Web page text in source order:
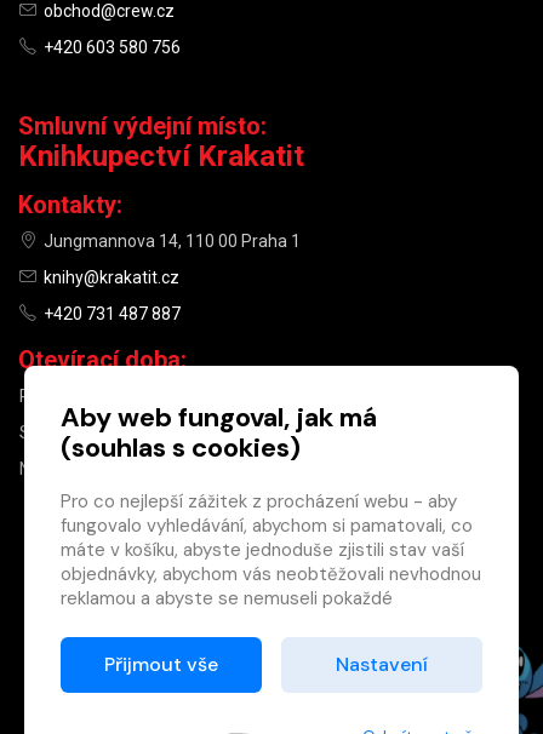
×
Máte u nás již
registrovaný
účet?
Registrací získáte slevu
na zboží ve výši 15 %
obchod@crew.cz
+420 603 580 756
Smluvní výdejní místo:
Knihkupectví Krakatit
Kontakty:
Jungmannova 14, 110 00 Praha 1
knihy@krakatit.cz
+420 731 487 887
Otevírací doba:
PO–PÁ
SO
10:00–13:00
NE
Aby web fungoval, jak má
(souhlas s cookies)
Pro co nejlepší zážitek z procházení webu - aby
fungovalo vyhledávání, abychom si pamatovali, co
máte v košíku, abyste jednoduše zjistili stav vaší
objednávky, abychom vás neobtěžovali nevhodnou
reklamou a abyste se nemuseli pokaždé
Proto od vás potřebujeme souhlas se
zpracováním souborů cookies
Přijmout vše Nastavení